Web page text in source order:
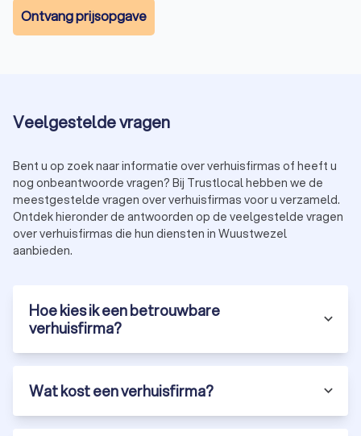
Ontvang prijsopgave
Veelgestelde vragen
Bent u op zoek naar informatie over verhuisfirmas of heeft u
nog onbeantwoorde vragen? Bij Trustlocal hebben we de
meestgestelde vragen over verhuisfirmas voor u verzameld.
Ontdek hieronder de antwoorden op de veelgestelde vragen
over verhuisfirmas die hun diensten in Wuustwezel
aanbieden.
Hoe kies ik een betrouwbare
verhuisfirma?
Wat kost een verhuisfirma?